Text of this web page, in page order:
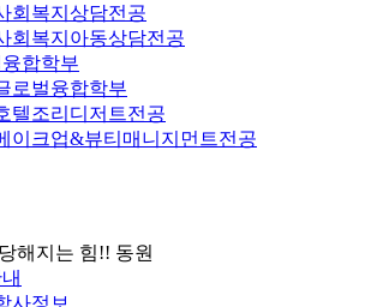
회복지상담전공
회복지아동상담전공
합학부
로벌융합학부
텔조리디저트전공
이크업&뷰티매니지먼트전공
해지는 힘!! 동원